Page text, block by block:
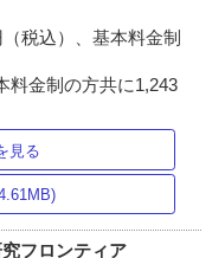
税込）、基本料金制
料金制の方共に1,243
見る
フロンティア